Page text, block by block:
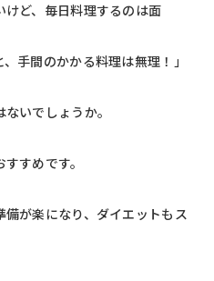
けど、毎日料理するのは面
手間のかかる料理は無理！」
いでしょうか。
すめです。
が楽になり、ダイエットもス